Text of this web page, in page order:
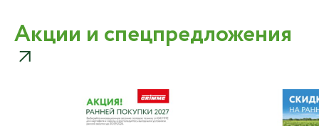
Акции и спецпредложения